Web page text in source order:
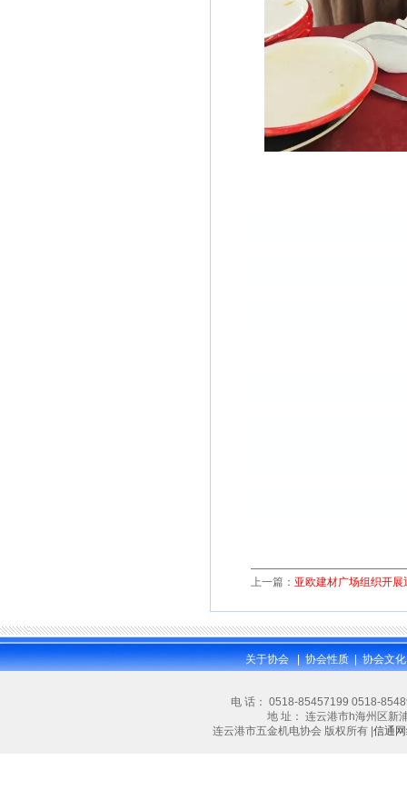
上一篇： 亚欧建材广场组织开
关于协会 | 协会性质 | 协会文化
电 话： 0518-85457199 0518-
地 址： 连云港市h海州区新
连云港市五金机电协会 版权所有 | 信通